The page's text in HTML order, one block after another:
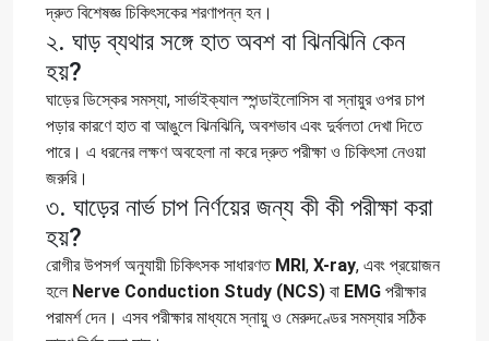
দ্রুত বিশেষজ্ঞ চিকিৎসকের শরণাপন্ন হন।
২. ঘাড় ব্যথার সঙ্গে হাত অবশ বা ঝিনঝিনি কেন
হয়?
ঘাড়ের ডিস্কের সমস্যা, সার্ভাইক্যাল স্পন্ডাইলোসিস বা স্নায়ুর ওপর চাপ
পড়ার কারণে হাত বা আঙুলে ঝিনঝিনি, অবশভাব এবং দুর্বলতা দেখা দিতে
পারে। এ ধরনের লক্ষণ অবহেলা না করে দ্রুত পরীক্ষা ও চিকিৎসা নেওয়া
জরুরি।
৩. ঘাড়ের নার্ভ চাপ নির্ণয়ের জন্য কী কী পরীক্ষা করা
হয়?
রোগীর উপসর্গ অনুযায়ী চিকিৎসক সাধারণত MRI, X-ray, এবং প্রয়োজন
হলে Nerve Conduction Study (NCS) বা EMG পরীক্ষার
পরামর্শ দেন। এসব পরীক্ষার মাধ্যমে স্নায়ু ও মেরুদণ্ডের সমস্যার সঠিক